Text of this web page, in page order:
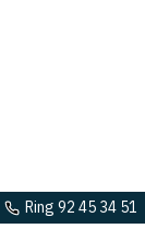
Ring 92 45 34 51